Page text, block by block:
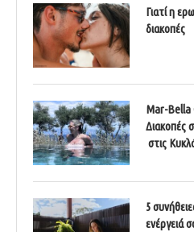
Γιατί η
διακοπές
Mar-Bella
Διακοπές
στις
5
ενέργειά